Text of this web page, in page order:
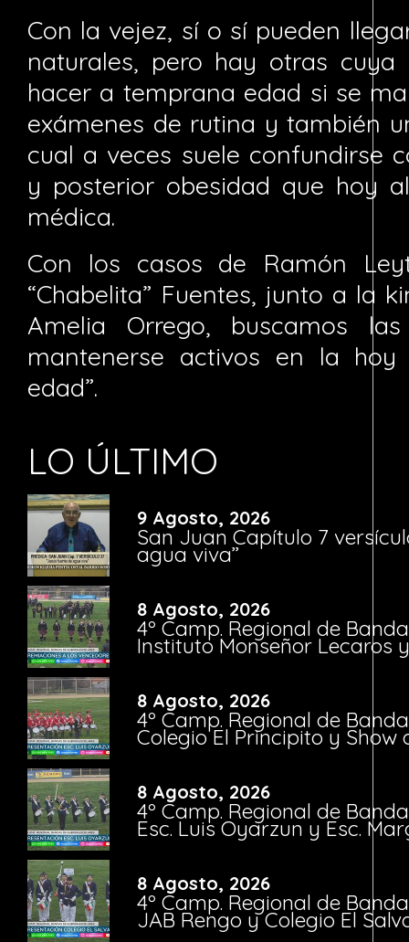
Con la vejez, sí o sí pueden
naturales, pero hay otras cuya
hacer a temprana edad si se
exámenes de rutina y también
cual a veces suele confundirse
y posterior obesidad que hoy
médica.
Con los casos de Ramón
“Chabelita” Fuentes, junto a la
Amelia Orrego, buscamos
mantenerse activos en la hoy
edad”.
LO ÚLTIMO
9 Agosto, 2026
San Juan Capítulo 7
agua viva”
8 Agosto, 2026
4º Camp. Regional de
Instituto Monseñor Lecaros
8 Agosto, 2026
4º Camp. Regional de
Colegio El Principito y Show
8 Agosto, 2026
4º Camp. Regional de
Esc. Luis Oyarzun y Esc.
8 Agosto, 2026
4º Camp. Regional de
JAB Rengo y Colegio El